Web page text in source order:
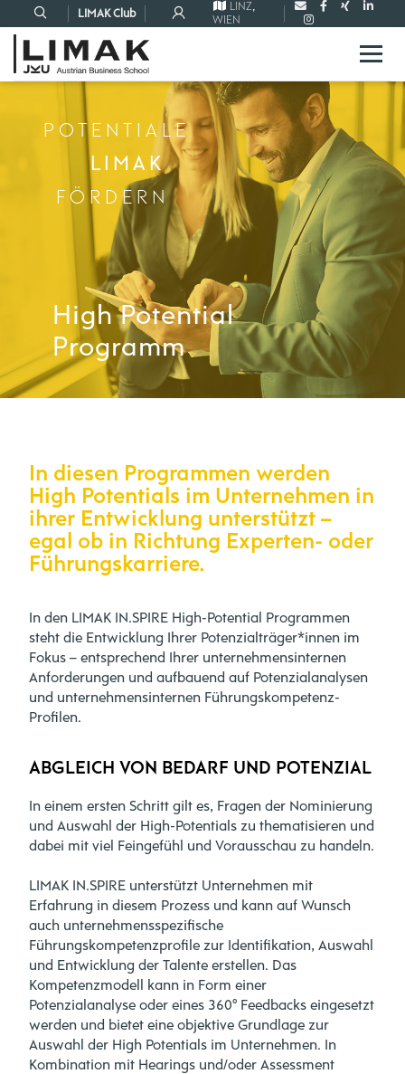
LIMAK Club
LINZ,
WIEN
POTENTIALE
High Potential
Programm
FÖRDERN
LIMAK
In diesen Programmen werden
High Potentials im Unternehmen in
ihrer Entwicklung unterstützt –
egal ob in Richtung Experten- oder
Führungskarriere.
In den LIMAK IN.SPIRE High-Potential Programmen
steht die Entwicklung Ihrer Potenzialträger*innen im
Fokus – entsprechend Ihrer unternehmensinternen
Anforderungen und aufbauend auf Potenzialanalysen
und unternehmensinternen Führungskompetenz-
Profilen.
ABGLEICH VON BEDARF UND POTENZIAL
In einem ersten Schritt gilt es, Fragen der Nominierung
und Auswahl der High-Potentials zu thematisieren und
dabei mit viel Feingefühl und Vorausschau zu handeln.
LIMAK IN.SPIRE unterstützt Unternehmen mit
Erfahrung in diesem Prozess und kann auf Wunsch
auch unternehmensspezifische
Führungskompetenzprofile zur Identifikation, Auswahl
und Entwicklung der Talente erstellen. Das
Kompetenzmodell kann in Form einer
Potenzialanalyse oder eines 360° Feedbacks eingesetzt
werden und bietet eine objektive Grundlage zur
Auswahl der High Potentials im Unternehmen. In
Kombination mit Hearings und/oder Assessment